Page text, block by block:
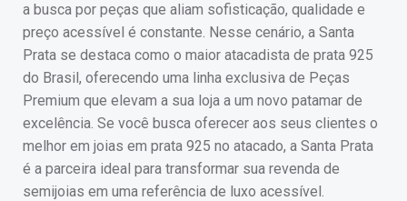
a busca por peças que aliam sofisticação, qualidade e
preço acessível é constante. Nesse cenário, a Santa
Prata se destaca como o maior atacadista de prata 925
do Brasil, oferecendo uma linha exclusiva de Peças
Premium que elevam a sua loja a um novo patamar de
excelência. Se você busca oferecer aos seus clientes o
melhor em joias em prata 925 no atacado, a Santa Prata
é a parceira ideal para transformar sua revenda de
semijoias em uma referência de luxo acessível.